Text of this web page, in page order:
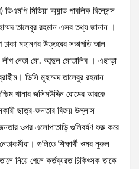
মিডিয়া অ্যান্ড পাবলিক রিলেসন্স
তালেবুর রহমান এসব তথ্য জানান ।
ঢাকা মহানগর উত্তরের সভাপতি আল
লীগ নেতা মো. আব্দুল মোতালিব । এছাড়া
ডিসি মুহাম্মদ তালেবুর রহমান
থানার জসিমউদ্দিন রোডের আরকে
ছাত্র-জনতার বিজয় উল্লাস
ওপর এলোপাতাড়ি গুলিবর্ষণ শুরু করে
গুলিতে শিক্ষার্থী ওমর নুরুল
নিয়ে গেলে কর্তব্যরত চিকিৎসক তাকে